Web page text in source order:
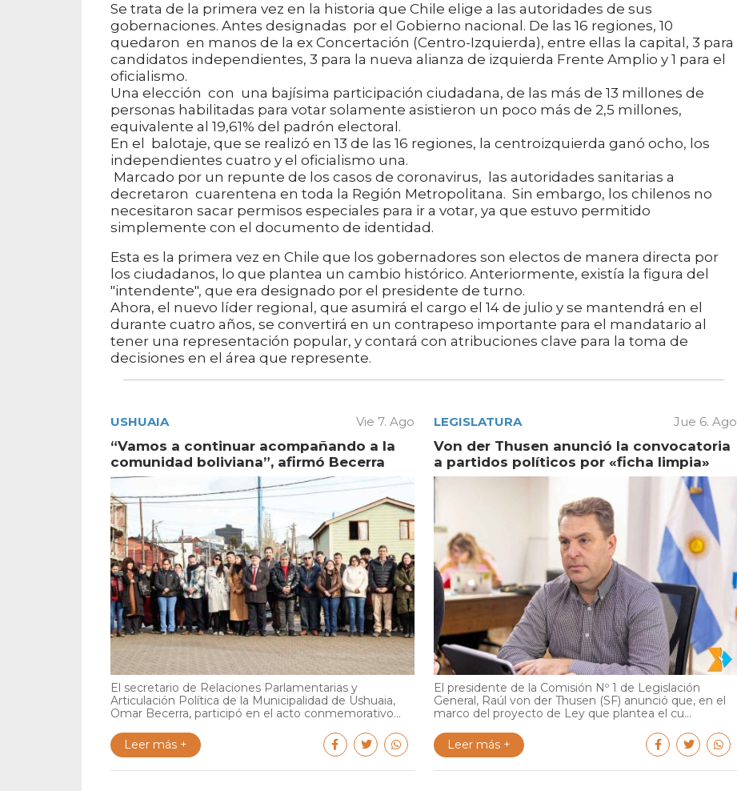
Se trata de la primera vez en la historia que Chile elige a las autoridades de sus
gobernaciones. Antes designadas por el Gobierno nacional. De las 16 regiones, 10
quedaron en manos de la ex Concertación (Centro-Izquierda), entre ellas la capital, 3 para
candidatos independientes, 3 para la nueva alianza de izquierda Frente Amplio y 1 para el
oficialismo.
Una elección con una bajísima participación ciudadana, de las más de 13 millones de
personas habilitadas para votar solamente asistieron un poco más de 2,5 millones,
equivalente al 19,61% del padrón electoral.
En el balotaje, que se realizó en 13 de las 16 regiones, la centroizquierda ganó ocho, los
independientes cuatro y el oficialismo una.
Marcado por un repunte de los casos de coronavirus, las autoridades sanitarias a
decretaron cuarentena en toda la Región Metropolitana. Sin embargo, los chilenos no
necesitaron sacar permisos especiales para ir a votar, ya que estuvo permitido
simplemente con el documento de identidad.
Esta es la primera vez en Chile que los gobernadores son electos de manera directa por
los ciudadanos, lo que plantea un cambio histórico. Anteriormente, existía la figura del
"intendente", que era designado por el presidente de turno.
Ahora, el nuevo líder regional, que asumirá el cargo el 14 de julio y se mantendrá en el
durante cuatro años, se convertirá en un contrapeso importante para el mandatario al
tener una representación popular, y contará con atribuciones clave para la toma de
decisiones en el área que represente.
USHUAIA Vie 7. Ago
“Vamos a continuar acompañando a la
comunidad boliviana”, afirmó Becerra
El secretario de Relaciones Parlamentarias y
Articulación Política de la Municipalidad de Ushuaia,
Omar Becerra, participó en el acto conmemorativo...
Leer más +
LEGISLATURA Jue 6. Ago
Von der Thusen anunció la convocatoria
a partidos políticos por «ficha limpia»
El presidente de la Comisión Nº 1 de Legislación
General, Raúl von der Thusen (SF) anunció que, en el
marco del proyecto de Ley que plantea el cu...
Leer más +